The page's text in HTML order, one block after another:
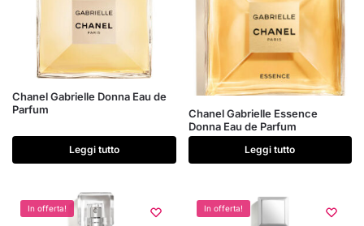
pagina
del
prodotto
Chanel Gabrielle Donna Eau de
Parfum
Leggi tutto
Chanel Gabrielle Essence
Donna Eau de Parfum
Leggi tutto
In offerta! In offerta!